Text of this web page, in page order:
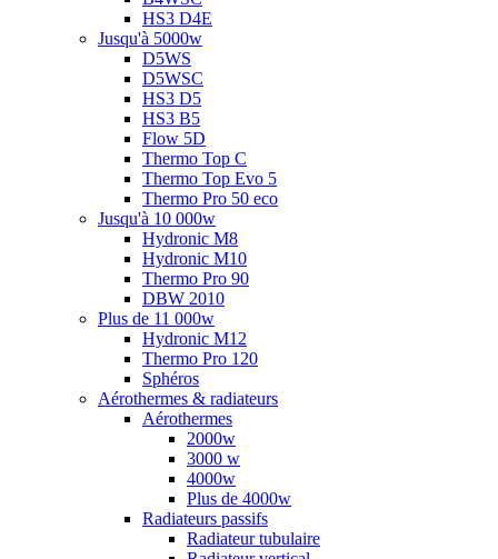
HS3 D4E
Jusqu'à 5000w
D5WS
D5WSC
HS3 D5
HS3 B5
Flow 5D
Thermo Top C
Thermo Top Evo 5
Thermo Pro 50 eco
Jusqu'à 10 000w
Hydronic M8
Hydronic M10
Thermo Pro 90
DBW 2010
Plus de 11 000w
Hydronic M12
Thermo Pro 120
Sphéros
Aérothermes & radiateurs
Aérothermes
2000w
3000 w
4000w
Plus de 4000w
Radiateurs passifs
Radiateur tubulaire